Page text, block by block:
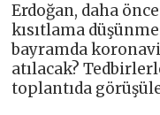
Erdoğan, daha
kısıtlama
bayramda
atılacak?
toplantıda